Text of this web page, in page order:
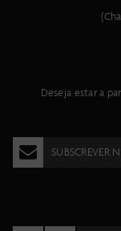
Deseja estar a
SUBSCREVER